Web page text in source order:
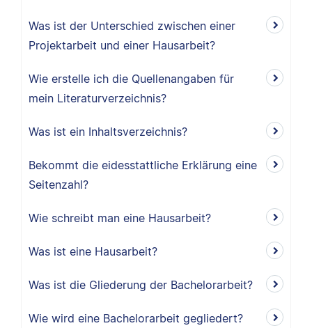
Was ist der Unterschied zwischen einer
Projektarbeit und einer Hausarbeit?
Wie erstelle ich die Quellenangaben für
mein Literaturverzeichnis?
Was ist ein Inhaltsverzeichnis?
Bekommt die eidesstattliche Erklärung eine
Seitenzahl?
Wie schreibt man eine Hausarbeit?
Was ist eine Hausarbeit?
Was ist die Gliederung der Bachelorarbeit?
Wie wird eine Bachelorarbeit gegliedert?